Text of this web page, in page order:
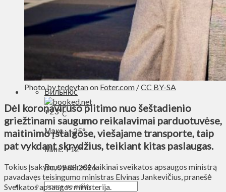
Выборы
Агроновости
Едим дома
Ищу семью
Духовное пространство
Спорт
Вильнюс
+23°C
Макс.:+25°
Мин.:+12°
Вс, 09.08.2026
Photo bytedeytanon Foter.com /CC BY-SA
Dėl koronaviruso plitimo nuo šeštadienio
griežtinami saugumo reikalavimai parduotuvėse,
maitinimo įstaigose, viešajame transporte, taip
pat vykdant skrydžius, teikiant kitas paslaugas.
Tokius įsakymus pasirašė laikinai sveikatos apsaugos ministrą
pavadavęs teisingumo ministras Elvinas Jankevičius, pranešė
Sveikatos apsaugos ministerija.